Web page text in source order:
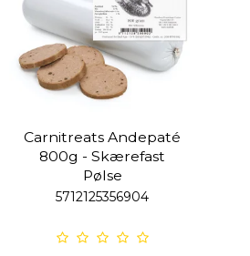
Carnitreats Andepaté
800g - Skærefast
Pølse
5712125356904